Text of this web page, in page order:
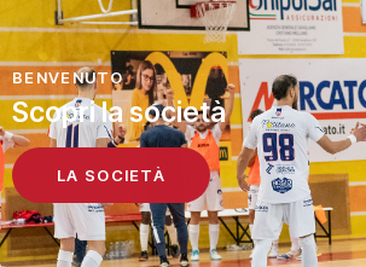
BENVENUTO
Scopri la società
LA SOCIETÀ